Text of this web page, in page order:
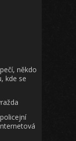
někdo
kde se